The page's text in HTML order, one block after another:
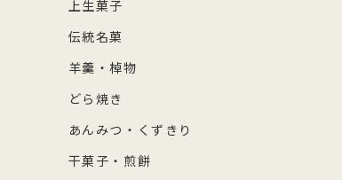
上生菓子
伝統名菓
羊羹・棹物
どら焼き
あんみつ・くずきり
干菓子・煎餅